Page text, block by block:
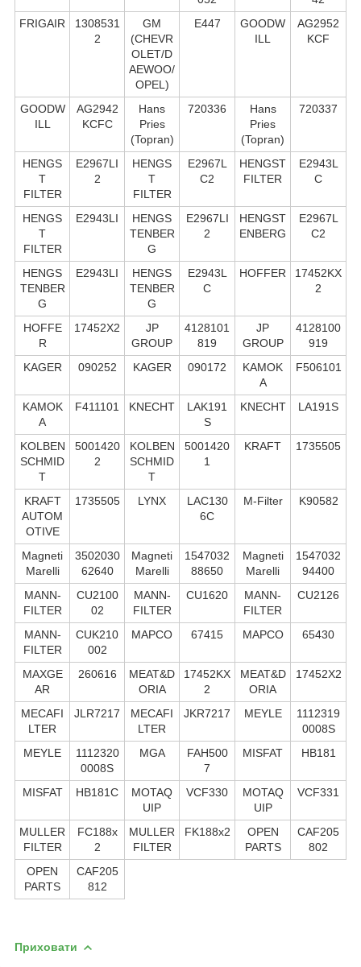
FRIGAIR
1308531
2
GM
(CHEVR
OLET/D
AEWOO/
OPEL)
E447
GOODW
ILL
AG2952
KCF
GOODW
ILL
AG2942
KCFC
Hans
Pries
(Topran)
720336
Hans
Pries
(Topran)
720337
HENGS
T
FILTER
E2967LI
2
HENGS
T
FILTER
E2967L
C2
HENGST
FILTER
E2943L
C
HENGS
T
FILTER
E2943LI
HENGS
TENBER
G
E2967LI
2
HENGST
ENBERG
E2967L
C2
HENGS
TENBER
G
E2943LI
HENGS
TENBER
G
E2943L
C
HOFFER
17452KX
2
HOFFE
R
17452X2
JP
GROUP
4128101
819
JP
GROUP
4128100
919
KAGER
090252 KAGER 090172
KAMOK
A
F506101
KAMOK
A
F411101 KNECHT
LAK191
S
KNECHT LA191S
KOLBEN
SCHMID
T
5001420
2
KOLBEN
SCHMID
T
5001420
1
KRAFT 1735505
KRAFT
AUTOM
OTIVE
1735505 LYNX
LAC130
6C
M-Filter K90582
Magneti
Marelli
3502030
62640
Magneti
Marelli
1547032
88650
Magneti
Marelli
1547032
94400
MANN-
FILTER
CU2100
02
MANN-
FILTER
CU1620
MANN-
FILTER
CU2126
MANN-
FILTER
CUK210
002
MAPCO 67415 MAPCO 65430
MAXGE
AR
260616
MEAT&D
ORIA
17452KX
2
MEAT&D
ORIA
17452X2
MECAFI
LTER
JLR7217
MECAFI
LTER
JKR7217 MEYLE
1112319
0008S
MEYLE
1112320
0008S
MGA
FAH500
7
MISFAT HB181
MISFAT HB181C
MOTAQ
UIP
VCF330
MOTAQ
UIP
VCF331
MULLER
FILTER
FC188x
2
MULLER
FILTER
FK188x2
OPEN
PARTS
CAF205
802
OPEN
PARTS
CAF205
812
Приховати